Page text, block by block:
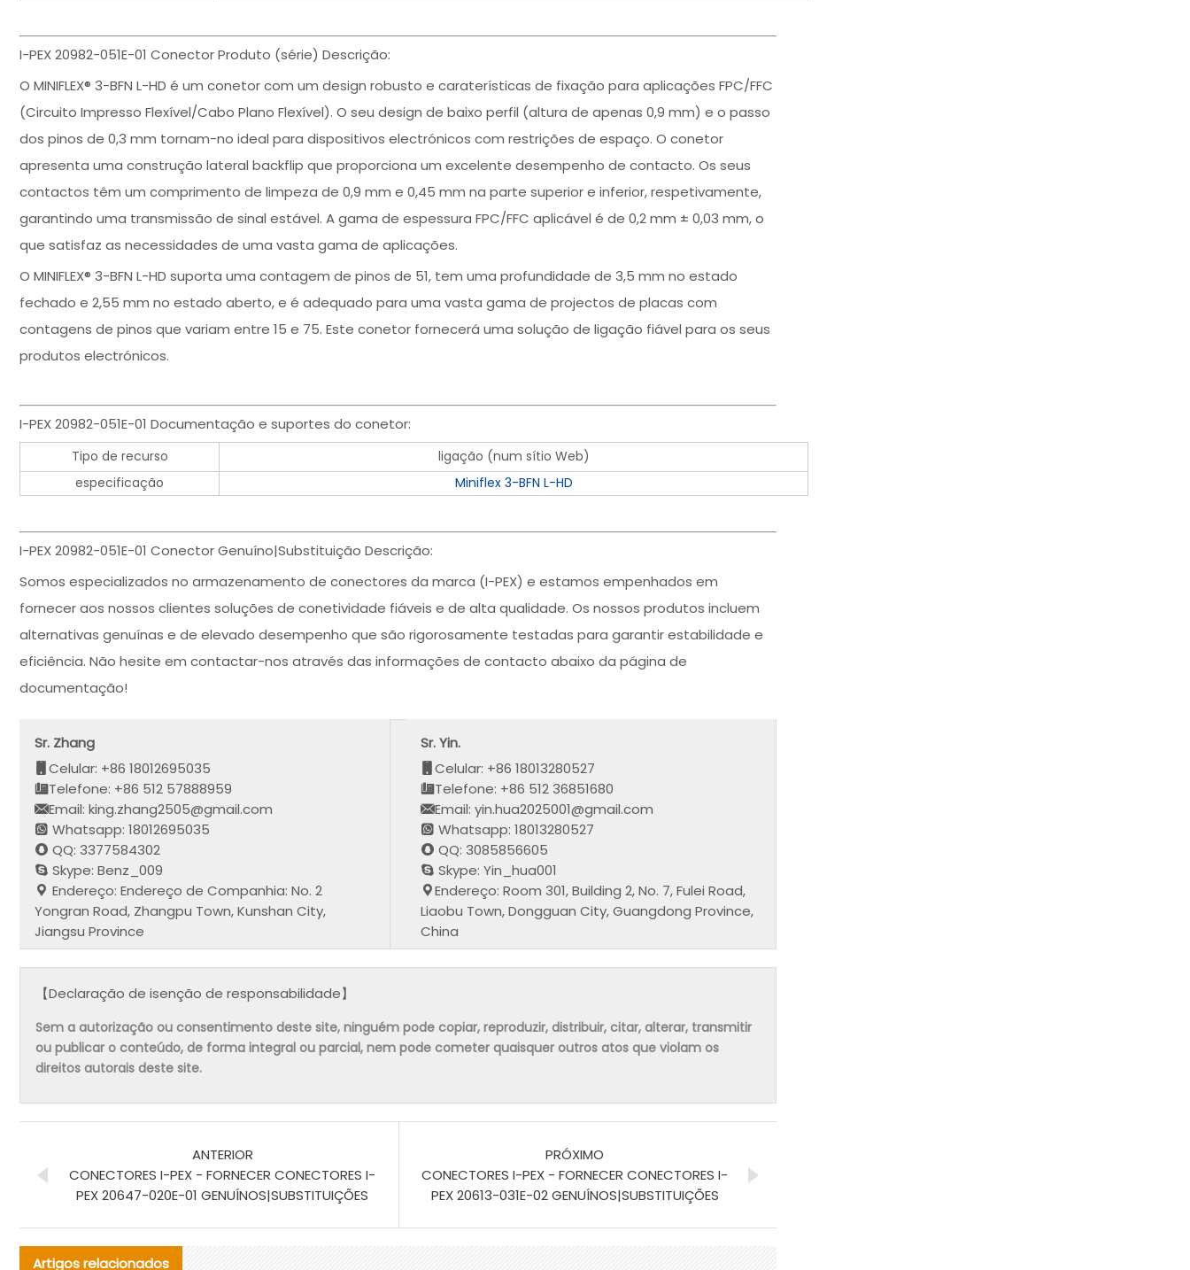
I-PEX 20982-051E-01 Conector Produto (série) Descrição:
O MINIFLEX® 3-BFN L-HD é um conetor com um design robusto e caraterísticas de fixação para aplicações FPC/FFC
(Circuito Impresso Flexível/Cabo Plano Flexível). O seu design de baixo perfil (altura de apenas 0,9 mm) e o passo
dos pinos de 0,3 mm tornam-no ideal para dispositivos electrónicos com restrições de espaço. O conetor
apresenta uma construção lateral backflip que proporciona um excelente desempenho de contacto. Os seus
contactos têm um comprimento de limpeza de 0,9 mm e 0,45 mm na parte superior e inferior, respetivamente,
garantindo uma transmissão de sinal estável. A gama de espessura FPC/FFC aplicável é de 0,2 mm ± 0,03 mm, o
que satisfaz as necessidades de uma vasta gama de aplicações.
O MINIFLEX® 3-BFN L-HD suporta uma contagem de pinos de 51, tem uma profundidade de 3,5 mm no estado
fechado e 2,55 mm no estado aberto, e é adequado para uma vasta gama de projectos de placas com
contagens de pinos que variam entre 15 e 75. Este conetor fornecerá uma solução de ligação fiável para os seus
produtos electrónicos.
I-PEX 20982-051E-01 Documentação e suportes do conetor:
Tipo de recurso
ligação (num sítio Web)
especificação
Miniflex 3-BFN L-HD
I-PEX 20982-051E-01 Conector Genuíno|Substituição Descrição:
Somos especializados no armazenamento de conectores da marca (I-PEX) e estamos empenhados em
fornecer aos nossos clientes soluções de conetividade fiáveis e de alta qualidade. Os nossos produtos incluem
alternativas genuínas e de elevado desempenho que são rigorosamente testadas para garantir estabilidade e
eficiência. Não hesite em contactar-nos através das informações de contacto abaixo da página de
documentação!
Sr. Zhang
Celular: +86 18012695035
Telefone: +86 512 57888959
Email: king.zhang2505@gmail.com
Whatsapp: 18012695035
QQ: 3377584302
Skype: Benz_009
Endereço: Endereço de Companhia: No. 2
Yongran Road, Zhangpu Town, Kunshan City,
Jiangsu Province
Sr. Yin.
Celular: +86 18013280527
Telefone: +86 512 36851680
Email: yin.hua2025001@gmail.com
Whatsapp: 18013280527
QQ: 3085856605
Skype: Yin_hua001
Endereço: Room 301, Building 2, No. 7, Fulei Road,
Liaobu Town, Dongguan City, Guangdong Province,
China
【Declaração de isenção de responsabilidade】
Sem a autorização ou consentimento deste site, ninguém pode copiar, reproduzir, distribuir, citar, alterar, transmitir
ou publicar o conteúdo, de forma integral ou parcial, nem pode cometer quaisquer outros atos que violam os
direitos autorais deste site.
ANTERIOR
CONECTORES I-PEX - FORNECER CONECTORES I-
PEX 20647-020E-01 GENUÍNOS|SUBSTITUIÇÕES
PRÓXIMO
CONECTORES I-PEX - FORNECER CONECTORES I-
PEX 20613-031E-02 GENUÍNOS|SUBSTITUIÇÕES
Artigos relacionados